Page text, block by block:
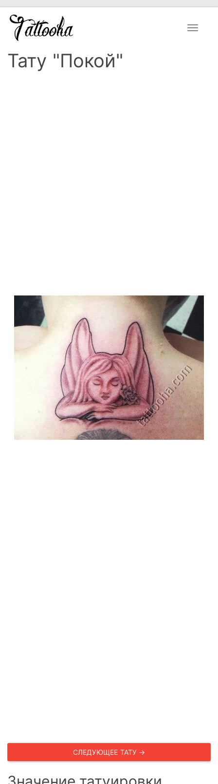
Toggle
Тату "Покой"
СЛЕДУЮЩЕЕ ТАТУ →